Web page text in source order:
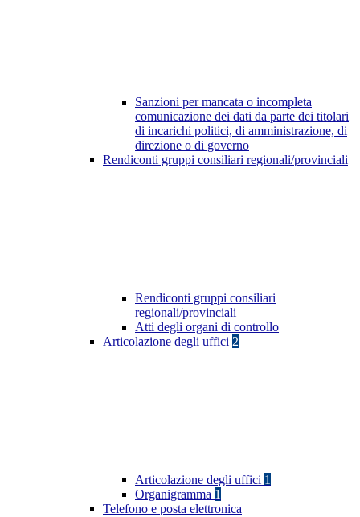
Sanzioni per mancata o incompleta
comunicazione dei dati da parte dei titolari
di incarichi politici, di amministrazione, di
direzione o di governo
Rendiconti gruppi consiliari regionali/provinciali
Rendiconti gruppi consiliari
regionali/provinciali
Atti degli organi di controllo
Articolazione degli uffici 2
Articolazione degli uffici 1
Organigramma 1
Telefono e posta elettronica